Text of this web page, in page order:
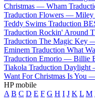
Christmas — Wham
Traduction Flowers — Miley
Teddy Swims Traduction
Traduction Rockin' Around
Traduction The Magic Key
Eminem Traduction What
Traduction Emorio — Billie
Tiakola Traduction
Want For Christmas Is You
HP mobile
A B C D E F G H I J K L M